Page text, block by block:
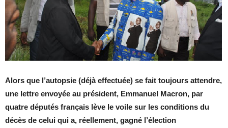
Alors que l’autopsie (déjà effectuée) se fait toujours attendre,
une lettre envoyée au président, Emmanuel Macron, par
quatre députés français lève le voile sur les conditions du
décès de celui qui a, réellement, gagné l’élection